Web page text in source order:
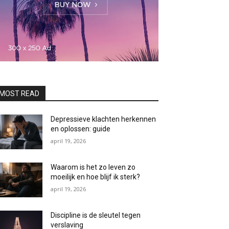
READ
Depressieve klachten herkennen
en oplossen: guide
april 19, 2026
Waarom is het zo leven zo
moeilijk en hoe blijf ik sterk?
april 19, 2026
Discipline is de sleutel tegen
verslaving